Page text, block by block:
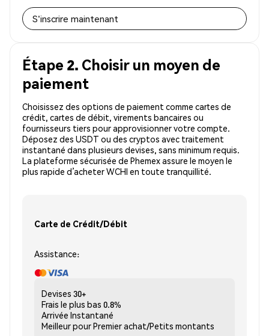
S'inscrire maintenant
Étape 2. Choisir un moyen de
paiement
Choisissez des options de paiement comme cartes de
crédit, cartes de débit, virements bancaires ou
fournisseurs tiers pour approvisionner votre compte.
Déposez des USDT ou des cryptos avec traitement
instantané dans plusieurs devises, sans minimum requis.
La plateforme sécurisée de Phemex assure le moyen le
plus rapide d’acheter WCHI en toute tranquillité.
Carte de Crédit/Débit
Assistance:
Devises 30+
Frais le plus bas 0.8%
Arrivée Instantané
Meilleur pourPremier achat/Petits montants